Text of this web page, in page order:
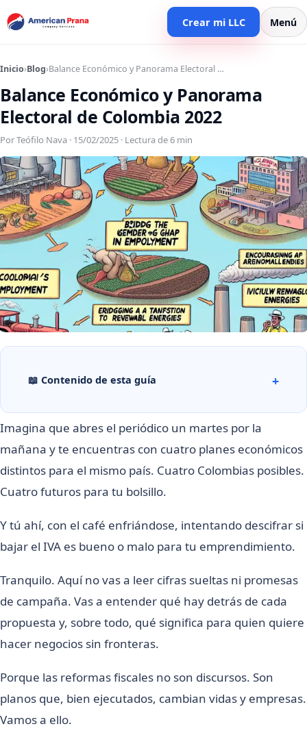
Crear mi LLC Menú
Inicio›Blog›Balance Económico y Panorama Electoral …
Balance Económico y Panorama
Electoral de Colombia 2022
Por Teófilo Nava · 15/02/2025 · Lectura de 6 min
📖 Contenido de esta guía
Imagina que abres el periódico un martes por la
mañana y te encuentras con cuatro planes económicos
distintos para el mismo país. Cuatro Colombias posibles.
Cuatro futuros para tu bolsillo.
Y tú ahí, con el café enfriándose, intentando descifrar si
bajar el IVA es bueno o malo para tu emprendimiento.
Tranquilo. Aquí no vas a leer cifras sueltas ni promesas
de campaña. Vas a entender qué hay detrás de cada
propuesta y, sobre todo, qué significa para quien quiere
hacer negocios sin fronteras.
Porque las reformas fiscales no son discursos. Son
planos que, bien ejecutados, cambian vidas y empresas.
Vamos a ello.